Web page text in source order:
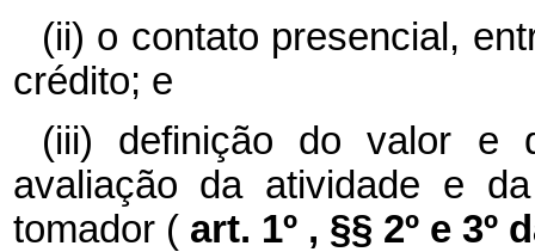
(ii) o contato presencial,
crédito; e
(iii) definição do valor e
avaliação da atividade e
tomador ( art. 1º , §§ 2º e 3º